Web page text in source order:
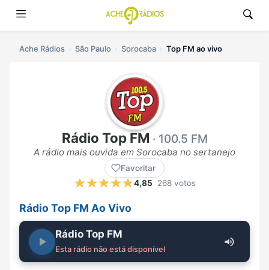
Ache Rádios São Paulo Sorocaba Top FM ao vivo
Rádio Top FM · 100.5 FM
A rádio mais ouvida em Sorocaba no sertanejo
Favoritar
4,85
268 votos
Rádio Top FM Ao Vivo
Rádio Top FM
Esta rádio não está disponível